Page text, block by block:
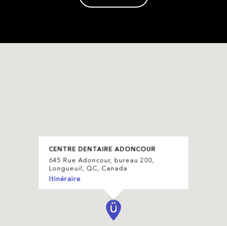
CENTRE DENTAIRE ADONCOUR
645 Rue Adoncour, bureau 200,
Longueuil, QC, Canada
Itinéraire